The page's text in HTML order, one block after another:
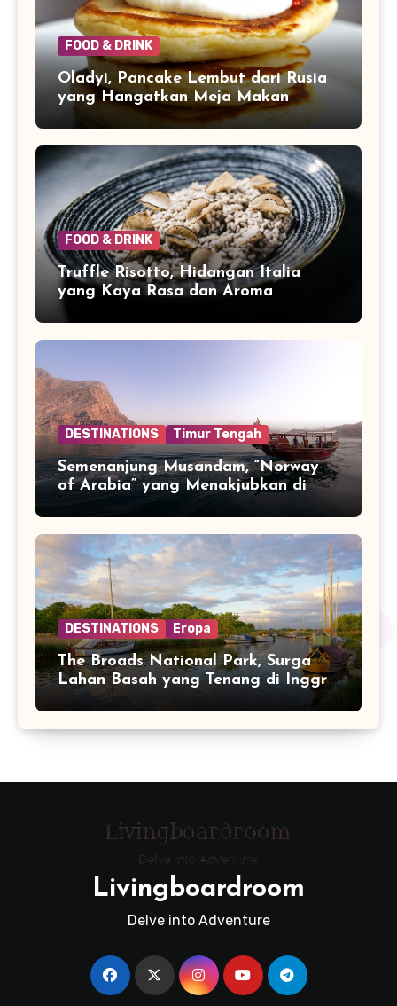
FOOD & DRINK
Oladyi, Pancake Lembut dari Rusia
yang Hangatkan Meja Makan
FOOD & DRINK
Truffle Risotto, Hidangan Italia
yang Kaya Rasa dan Aroma
DESTINATIONS Timur Tengah
Semenanjung Musandam, “Norway
of Arabia” yang Menakjubkan di
Ujung Jazirah Arab
DESTINATIONS Eropa
The Broads National Park, Surga
Lahan Basah yang Tenang di Inggris
Timur
Livingboardroom
Delve into Adventure